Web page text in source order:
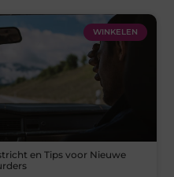
WINKELEN
en Tips voor Nieuwe